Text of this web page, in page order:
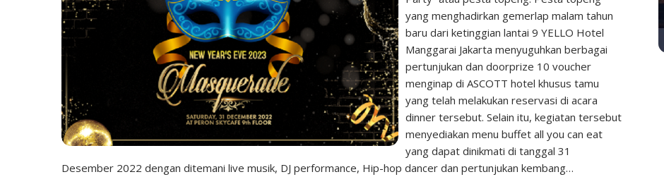
yang menghadirkan gemerlap malam tahun
baru dari ketinggian lantai 9 YELLO Hotel
Manggarai Jakarta menyuguhkan berbagai
pertunjukan dan doorprize 10 voucher
menginap di ASCOTT hotel khusus tamu
yang telah melakukan reservasi di acara
dinner tersebut. Selain itu, kegiatan tersebut
menyediakan menu buffet all you can eat
yang dapat dinikmati di tanggal 31
Desember 2022 dengan ditemani live musik, DJ performance, Hip-hop dancer dan pertunjukan kembang…